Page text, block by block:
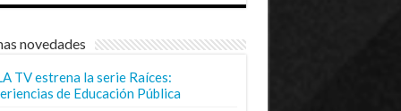
novedades
TV estrena la serie Raíces:
de Educación Pública